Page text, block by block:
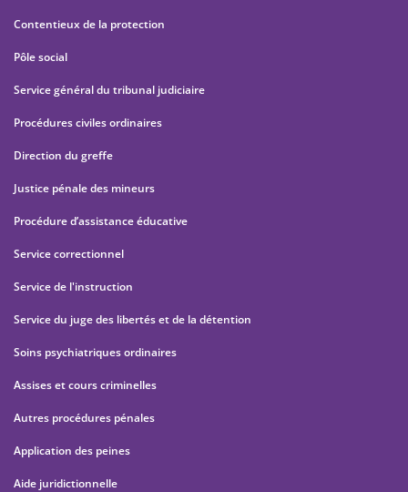
Contentieux de la protection
Pôle social
Service général du tribunal judiciaire
Procédures civiles ordinaires
Direction du greffe
Justice pénale des mineurs
Procédure d’assistance éducative
Service correctionnel
Service de l'instruction
Service du juge des libertés et de la détention
Soins psychiatriques ordinaires
Assises et cours criminelles
Autres procédures pénales
Application des peines
Aide juridictionnelle